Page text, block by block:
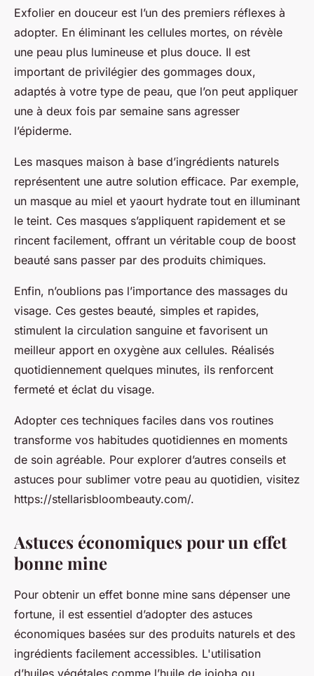
Exfolier en douceur est l’un des premiers réflexes à
adopter. En éliminant les cellules mortes, on révèle
une peau plus lumineuse et plus douce. Il est
important de privilégier des gommages doux,
adaptés à votre type de peau, que l’on peut appliquer
une à deux fois par semaine sans agresser
l’épiderme.
Les masques maison à base d’ingrédients naturels
représentent une autre solution efficace. Par exemple,
un masque au miel et yaourt hydrate tout en illuminant
le teint. Ces masques s’appliquent rapidement et se
rincent facilement, offrant un véritable coup de boost
beauté sans passer par des produits chimiques.
Enfin, n’oublions pas l’importance des massages du
visage. Ces gestes beauté, simples et rapides,
stimulent la circulation sanguine et favorisent un
meilleur apport en oxygène aux cellules. Réalisés
quotidiennement quelques minutes, ils renforcent
fermeté et éclat du visage.
Adopter ces techniques faciles dans vos routines
transforme vos habitudes quotidiennes en moments
de soin agréable. Pour explorer d’autres conseils et
astuces pour sublimer votre peau au quotidien, visitez
https://stellarisbloombeauty.com/.
Astuces économiques pour un effet
bonne mine
Pour obtenir un effet bonne mine sans dépenser une
fortune, il est essentiel d’adopter des astuces
économiques basées sur des produits naturels et des
ingrédients facilement accessibles. L'utilisation